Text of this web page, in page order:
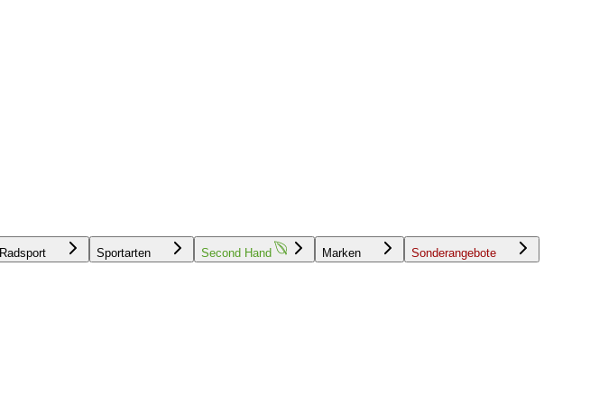
Radsport Sportarten Second Hand Marken
Sonderangebote